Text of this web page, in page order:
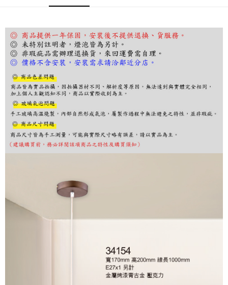
【「AFTEE先享後付」結帳流程】
１．於結帳方式選擇「AFTEE先享後付」後，將跳轉至「AFTEE先享後付」
結帳頁面，進行簡訊認證並確認金額後，即可完成結帳。
２．訂單成立數日內，您將收到繳費通知簡訊。
３．收到繳費通知簡訊後14天內，點擊此簡訊中的連結，可透過四大超商／
ATM／網路銀行／等多元方式進行付款，方視為交易完成。
※ 請注意：結帳手續完成當下不需立刻繳費，但若您需要取消訂單，請聯絡
購買商品的店家。未經商家同意取消之訂單仍視為有效，需透過AFTEE先享
後付繳納相關費用。
※ 交易是否成功請以「AFTEE先享後付 」之結帳頁面顯示為準，若有關於
是否繳費成功／繳費後需取消欲退款等相關疑問，請聯繫「AFTEE先享後付
客戶支援中心」
https://netprotections.freshdesk.com/support/home
權轉讓予恩沛科技股份有限公司。
２．關於個人資料處理事宜，請瀏覽以下網址：
https://aftee.tw/terms/#terms3
３．未成年的使用者請事先徵得法定代理人或監護人之同意方可使用
時審查核予不同之上限額度；若仍有額度不足之情形，本公司將視審查結果
５．嚴禁一人註冊多個帳號或使用他人資訊註冊。若發現惡意使用之情形，
恩沛科技股份有限公司將有權停止該用戶之使用額度並採取法律行動。
每筆NT$180，滿NT$5,000(含以上)免運費